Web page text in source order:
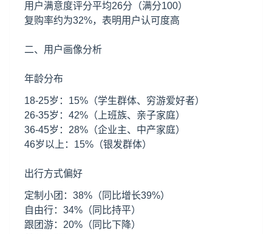
用户满意度评分平均26分（满分100）
复购率约为32%，表明用户认可度高
二、用户画像分析
年龄分布
18-25岁：15%（学生群体、穷游爱好者）
26-35岁：42%（上班族、亲子家庭）
36-45岁：28%（企业主、中产家庭）
46岁以上：15%（银发群体）
出行方式偏好
定制小团：38%（同比增长39%）
自由行：34%（同比持平）
跟团游：20%（同比下降）